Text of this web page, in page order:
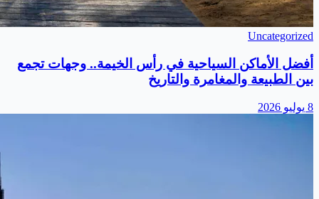
Uncategorized
أفضل الأماكن السياحية في رأس الخيمة.. وجهات تجمع
بين الطبيعة والمغامرة والتاريخ
8 يوليو 2026